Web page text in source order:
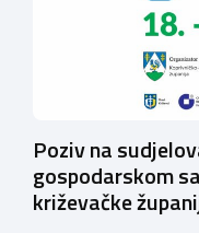
Poziv na
gospodarskom
križevačke